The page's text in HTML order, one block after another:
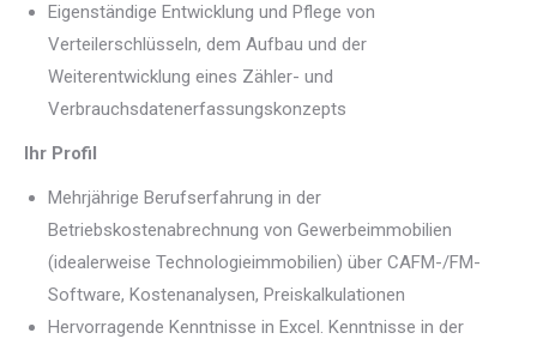
Eigenständige Entwicklung und Pflege von
Verteilerschlüsseln, dem Aufbau und der
Weiterentwicklung eines Zähler- und
Verbrauchsdatenerfassungskonzepts
Ihr Profil
Mehrjährige Berufserfahrung in der
Betriebskostenabrechnung von Gewerbeimmobilien
(idealerweise Technologieimmobilien) über CAFM-/FM-
Software, Kostenanalysen, Preiskalkulationen
Hervorragende Kenntnisse in Excel. Kenntnisse in der